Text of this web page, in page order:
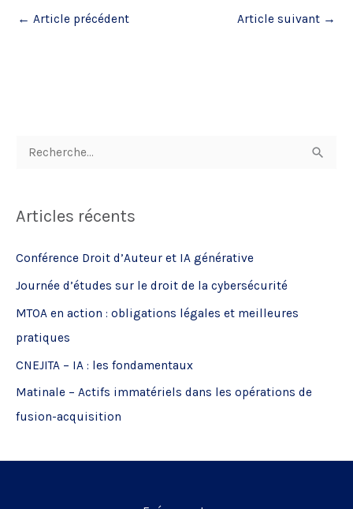
← Article précédent Article suivant →
h
c
h
e
r
:
Articles récents
Conférence Droit d’Auteur et IA générative
Journée d’études sur le droit de la cybersécurité
MTOA en action : obligations légales et meilleures
pratiques
CNEJITA – IA : les fondamentaux
Matinale – Actifs immatériels dans les opérations de
fusion-acquisition